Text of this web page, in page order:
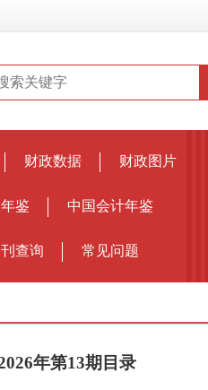
财政数据 财政图片
鉴 中国会计年鉴
查询 常见问题
年第13期目录